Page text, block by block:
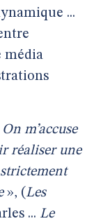
...
média
On m’accuse
réaliser une
», (Les
... Le